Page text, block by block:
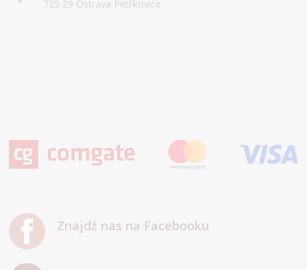
725 29 Ostrava Petřkovice
Znajdź nas na Facebooku